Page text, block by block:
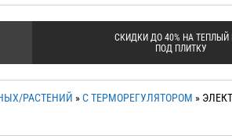
СКИДКИ ДО 40% НА ТЕПЛЫЙ
ПОД ПЛИТКУ
РАСТЕНИЙ »С ТЕРМОРЕГУЛЯТОРОМ »